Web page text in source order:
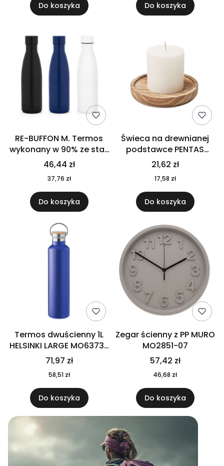
Do koszyka Do koszyka
RE-BUFFON M. Termos
wykonany w 90% ze stali
nierdzewnej
pochodzącej z
recyklingu 520 ml 94294
46,44 zł
37,76 zł
Do koszyka
Świeca na drewnianej
podstawce PENTAS
MO6282-40
21,62 zł
17,58 zł
Do koszyka
Termos dwuścienny 1L
HELSINKI LARGE MO6373-
04
71,97 zł
58,51 zł
Do koszyka
Zegar ścienny z PP MURO
MO2851-07
57,42 zł
46,68 zł
Do koszyka